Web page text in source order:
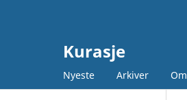
Kurasje
Nyeste Arkiver Om